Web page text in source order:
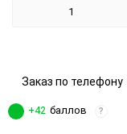
Заказ по телефону
+42 баллов ?